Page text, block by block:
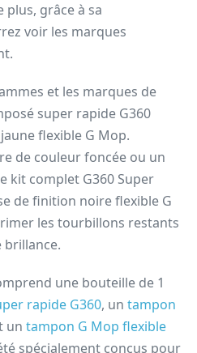
plus, grâce à sa
voir les marques
et les marques de
super rapide G360
flexible G Mop.
de couleur foncée ou un
kit complet G360 Super
de finition noire flexible G
les tourbillons restants
brillance.
une bouteille de 1
rapide G360, un tampon
un tampon G Mop flexible
spécialement conçus pour